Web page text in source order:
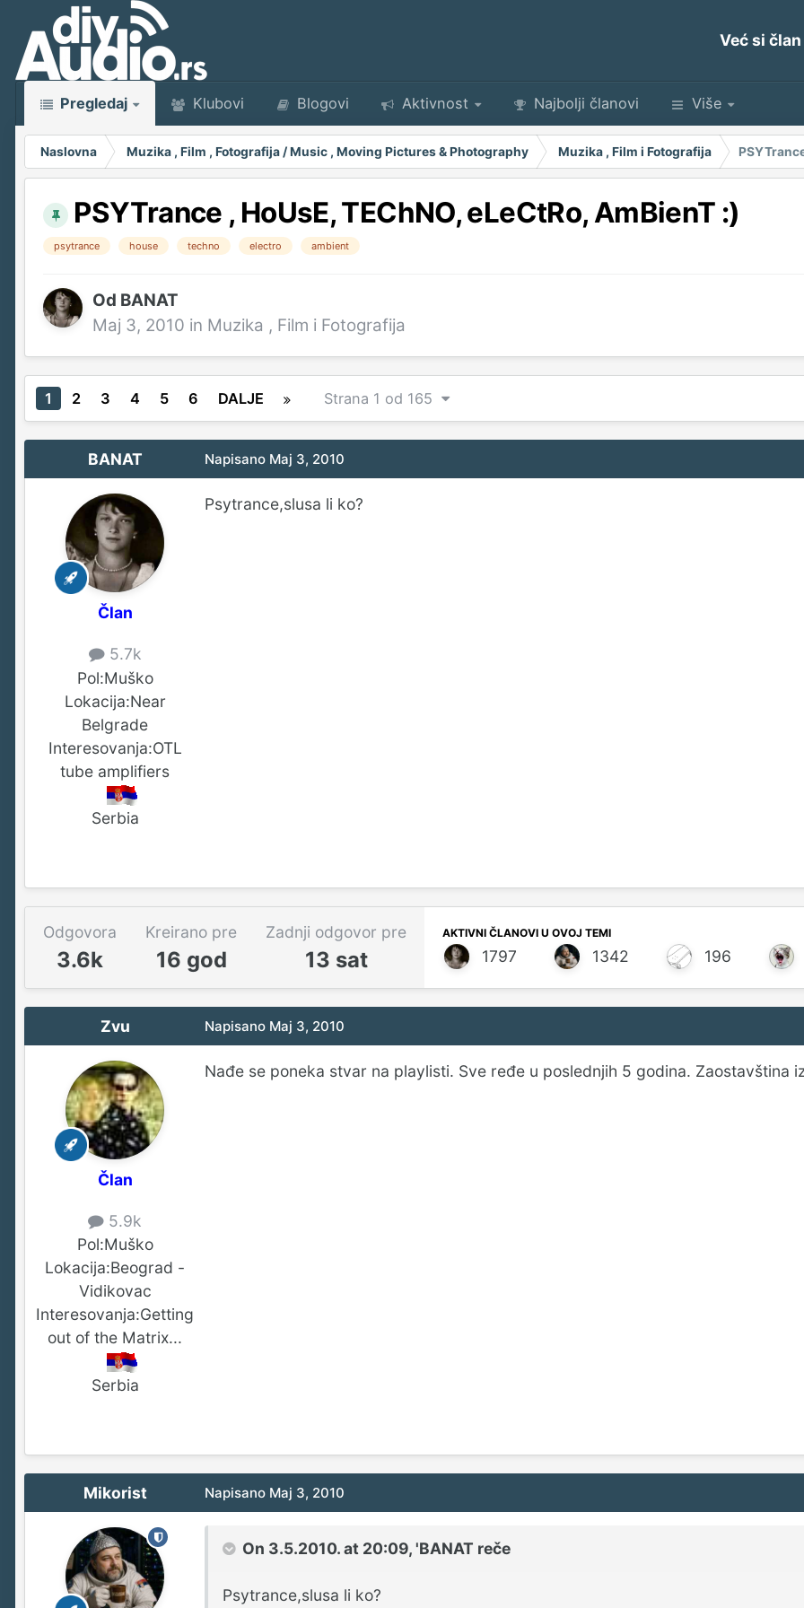
Već si
Pregledaj Klubovi Blogovi Aktivnost Najbolji članovi Više
Naslovna Muzika , Film , Fotografija / Music , Moving Pictures & Photography Muzika , Film i Fotografija
PSYTrance , HoUsE, TEChNO, eLeCtRo, AmBienT :)
psytrance house techno electro ambient
Od BANAT
Maj 3, 2010 in Muzika , Film i Fotografija
1 2 3 4 5 6 DALJE Strana 1 od 165
BANAT
Član
5.7k
Pol:Muško
Lokacija:Near
Belgrade
Interesovanja:OTL
tube amplifiers
Serbia
Napisano Maj 3, 2010
Psytrance,slusa li ko?
Odgovora
3.6k
Kreirano pre
16 god
Zadnji odgovor pre
13 sat
AKTIVNI ČLANOVI U OVOJ TEMI
1797 1342 196
Zvu
Član
5.9k
Pol:Muško
Lokacija:Beograd -
Vidikovac
Interesovanja:Getting
out of the Matrix...
Serbia
Napisano Maj 3, 2010
Nađe se poneka stvar na playlisti. Sve ređe u poslednjih 5 godina. Zaostavština
Mikorist Napisano Maj 3, 2010
On 3.5.2010. at 20:09, 'BANAT reče
Psytrance,slusa li ko?